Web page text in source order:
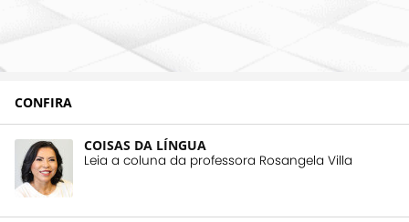
CONFIRA
COISAS DA LÍNGUA
Leia a coluna da professora Rosangela Villa